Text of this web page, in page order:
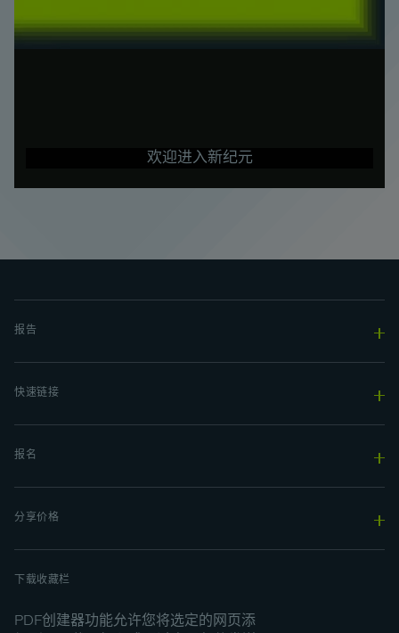
欢迎进入新纪元
报告
快速链接
报名
分享价格
下载收藏栏
PDF创建器功能允许您将选定的网页添